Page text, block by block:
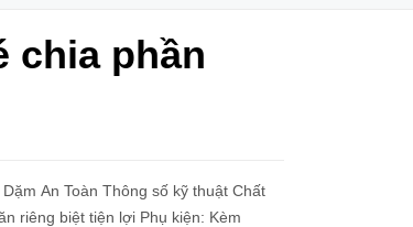
chia phần
An Toàn Thông số kỹ thuật Chất
riêng biệt tiện lợi Phụ kiện: Kèm